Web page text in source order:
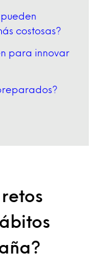
costosas?
para innovar